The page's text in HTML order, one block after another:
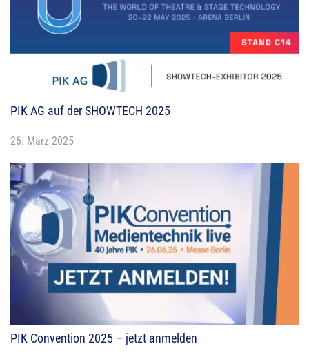
PIK AG auf der SHOWTECH 2025
26. März 2025
PIK Convention 2025 – jetzt anmelden